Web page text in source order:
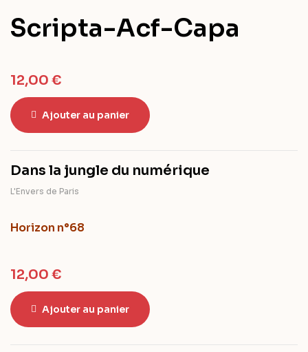
Scripta-Acf-Capa
12,00 €
Ajouter au panier
Dans la jungle du numérique
L'Envers de Paris
Horizon n°68
12,00 €
Ajouter au panier